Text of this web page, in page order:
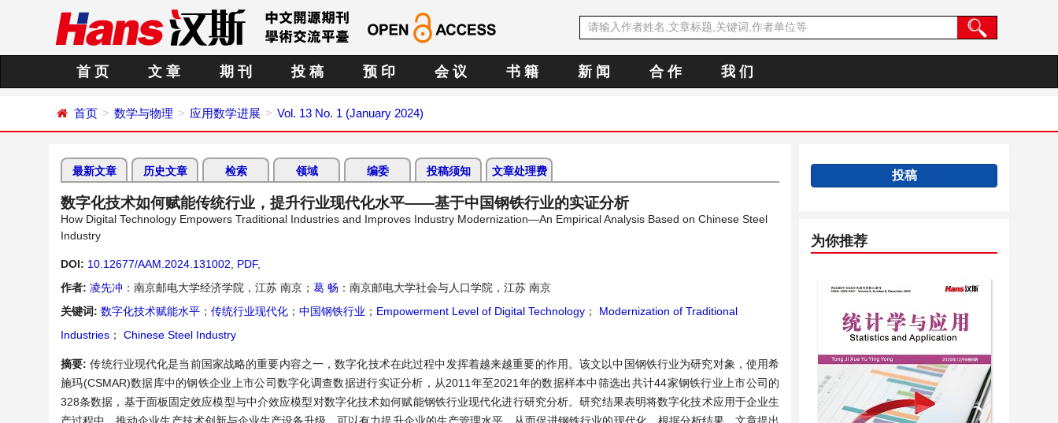
首 页 文 章 期 刊 投 稿 预 印 会 议 书 籍 新 闻 合 作 我 们
首页 数学与物理 应用数学进展 Vol. 13 No. 1 (January 2024)
最新文章 历史文章 检索 领域 编委 投稿须知 文章处理费
数字化技术如何赋能传统行业，提升行业现代化水平——基于中国钢铁行业的实证分析
How Digital Technology Empowers Traditional Industries and Improves Industry Modernization—An Empirical Analysis Based on Chinese Steel
Industry
DOI: 10.12677/AAM.2024.131002 PDF,
作者: 凌先冲 ：南京邮电大学经济学院，江苏 南京； 葛 畅 ：南京邮电大学社会与人口学院，江苏 南京
关键词: 数字化技术赋能水平 ； 传统行业现代化 ； 中国钢铁行业 ； Empowerment Level of Digital Technology ；
Modernization of Traditional
Industries ； Chinese Steel Industry
摘要:传统行业现代化是当前国家战略的重要内容之一，数字化技术在此过程中发挥着越来越重要的作用。该文以中国钢铁行业为研究对象，使用希
施玛(CSMAR)数据库中的钢铁企业上市公司数字化调查数据进行实证分析，从2011年至2021年的数据样本中筛选出共计44家钢铁行业上市公司的
328条数据，基于面板固定效应模型与中介效应模型对数字化技术如何赋能钢铁行业现代化进行研究分析。研究结果表明将数字化技术应用于企业生
投稿
为你推荐